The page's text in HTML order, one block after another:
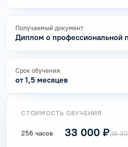
Получаемый документ
Диплом о профессиональной
Срок обучения
от 1,5 месяцев
СТОИМОСТЬ ОБУЧЕНИЯ
256 часов 33 000 ₽36